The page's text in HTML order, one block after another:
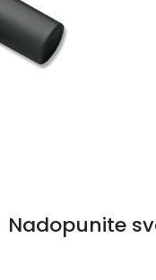
Nadopunite